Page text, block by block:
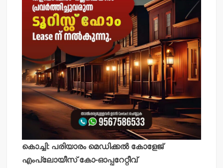
കൊച്ചി: പരിയാരം മെഡിക്കല്‍ കോളേജ്
എംപ്ലോയീസ് കോ-ഓപ്പറേറ്റീവ്